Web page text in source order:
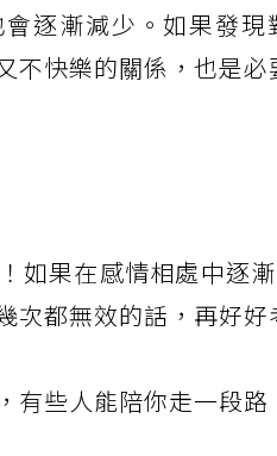
逐漸減少。如果發
快樂的關係，也是必
如果在感情相處中逐
次都無效的話，再好好
有些人能陪你走一段路